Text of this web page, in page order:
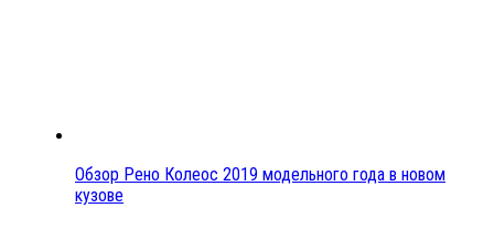
Обзор Рено Колеос 2019 модельного года в новом
кузове